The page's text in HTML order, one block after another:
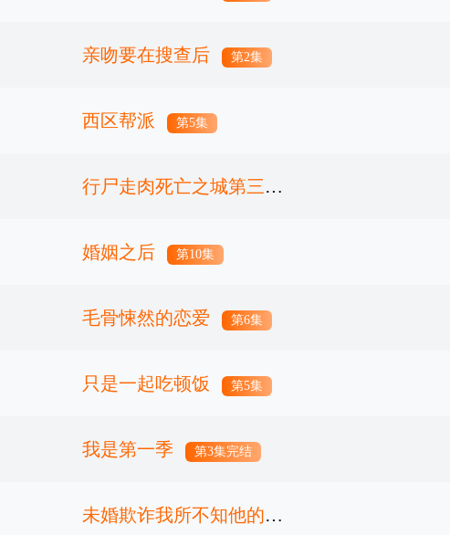
亲吻要在搜查后 第2集
西区帮派 第5集
行尸走肉死亡之城第三季
第2集
婚姻之后 第10集
毛骨悚然的恋爱 第6集
只是一起吃顿饭 第5集
我是第一季 第3集完结
未婚欺诈我所不知他的真